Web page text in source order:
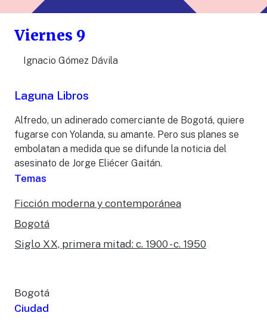
Viernes 9
Ignacio Gómez Dávila
Laguna Libros
Alfredo, un adinerado comerciante de Bogotá, quiere
fugarse con Yolanda, su amante. Pero sus planes se
embolatan a medida que se difunde la noticia del
asesinato de Jorge Eliécer Gaitán.
Temas
Ficción moderna y contemporánea
Bogotá
Siglo XX, primera mitad: c. 1900 - c. 1950
Bogotá
Ciudad